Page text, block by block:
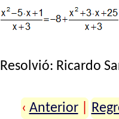
Resolvió: Ricardo
‹ Anterior